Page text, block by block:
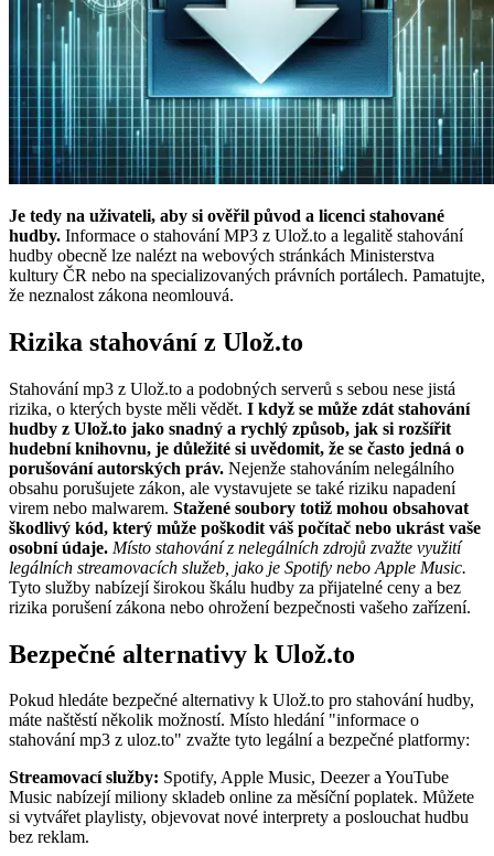
Je tedy na uživateli, aby si ověřil původ a licenci stahované
hudby. Informace o stahování MP3 z Ulož.to a legalitě stahování
hudby obecně lze nalézt na webových stránkách Ministerstva
kultury ČR nebo na specializovaných právních portálech. Pamatujte,
že neznalost zákona neomlouvá.
Rizika stahování z Ulož.to
Stahování mp3 z Ulož.to a podobných serverů s sebou nese jistá
rizika, o kterých byste měli vědět. I když se může zdát stahování
hudby z Ulož.to jako snadný a rychlý způsob, jak si rozšířit
hudební knihovnu, je důležité si uvědomit, že se často jedná o
porušování autorských práv. Nejenže stahováním nelegálního
obsahu porušujete zákon, ale vystavujete se také riziku napadení
virem nebo malwarem. Stažené soubory totiž mohou obsahovat
škodlivý kód, který může poškodit váš počítač nebo ukrást vaše
osobní údaje. Místo stahování z nelegálních zdrojů zvažte využití
legálních streamovacích služeb, jako je Spotify nebo Apple Music.
Tyto služby nabízejí širokou škálu hudby za přijatelné ceny a bez
rizika porušení zákona nebo ohrožení bezpečnosti vašeho zařízení.
Bezpečné alternativy k Ulož.to
Pokud hledáte bezpečné alternativy k Ulož.to pro stahování hudby,
máte naštěstí několik možností. Místo hledání "informace o
stahování mp3 z uloz.to" zvažte tyto legální a bezpečné platformy:
Streamovací služby: Spotify, Apple Music, Deezer a YouTube
Music nabízejí miliony skladeb online za měsíční poplatek. Můžete
si vytvářet playlisty, objevovat nové interprety a poslouchat hudbu
bez reklam.